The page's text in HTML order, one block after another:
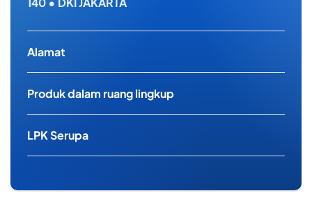
Alamat
Produk dalam ruang lingkup
LPK Serupa